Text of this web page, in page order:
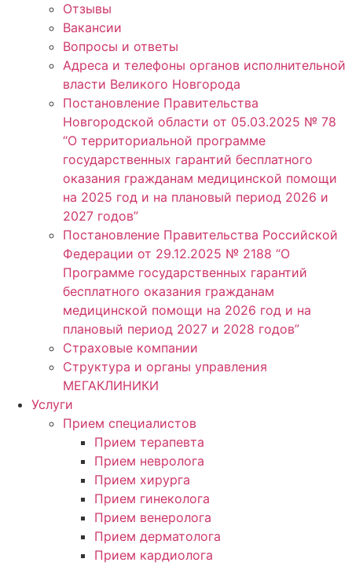
Отзывы
Вакансии
Вопросы и ответы
Адреса и телефоны органов исполнительной
власти Великого Новгорода
Постановление Правительства
Новгородской области от 05.03.2025 № 78
“О территориальной программе
государственных гарантий бесплатного
оказания гражданам медицинской помощи
на 2025 год и на плановый период 2026 и
2027 годов”
Постановление Правительства Российской
Федерации от 29.12.2025 № 2188 “О
Программе государственных гарантий
бесплатного оказания гражданам
медицинской помощи на 2026 год и на
плановый период 2027 и 2028 годов”
Страховые компании
Структура и органы управления
МЕГАКЛИНИКИ
Услуги
Прием специалистов
Прием терапевта
Прием невролога
Прием хирурга
Прием гинеколога
Прием венеролога
Прием дерматолога
Прием кардиолога